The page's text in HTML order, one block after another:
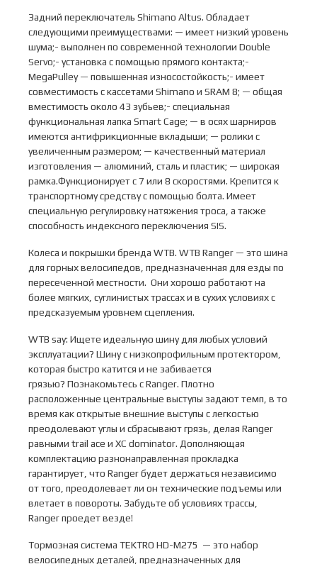
Задний переключатель Shimano Altus. Обладает
следующими преимуществами: — имеет низкий уровень
шума;- выполнен по современной технологии Double
Servo;- установка с помощью прямого контакта;-
MegaPulley — повышенная износостойкость;- имеет
совместимость с кассетами Shimano и SRAM 8; — общая
вместимость около 43 зубьев;- специальная
функциональная лапка Smart Cage; — в осях шарниров
имеются антифрикционные вкладыши; — ролики с
увеличенным размером; — качественный материал
изготовления — алюминий, сталь и пластик; — широкая
рамка.Функционирует с 7 или 8 скоростями. Крепится к
транспортному средству с помощью болта. Имеет
специальную регулировку натяжения троса, а также
способность индексного переключения SIS.
Колеса и покрышки бренда WTB. WTB Ranger — это шина
для горных велосипедов, предназначенная для езды по
пересеченной местности. Они хорошо работают на
более мягких, суглинистых трассах и в сухих условиях с
предсказуемым уровнем сцепления.
WTB say: Ищете идеальную шину для любых условий
эксплуатации? Шину с низкопрофильным протектором,
которая быстро катится и не забивается
грязью? Познакомьтесь с Ranger. Плотно
расположенные центральные выступы задают темп, в то
время как открытые внешние выступы с легкостью
преодолевают углы и сбрасывают грязь, делая Ranger
равными trail ace и XC dominator. Дополняющая
комплектацию разнонаправленная прокладка
гарантирует, что Ranger будет держаться независимо
от того, преодолевает ли он технические подъемы или
влетает в повороты. Забудьте об условиях трассы,
Ranger проедет везде!
Тормозная система TEKTRO HD-M275 — это набор
велосипедных деталей, предназначенных для